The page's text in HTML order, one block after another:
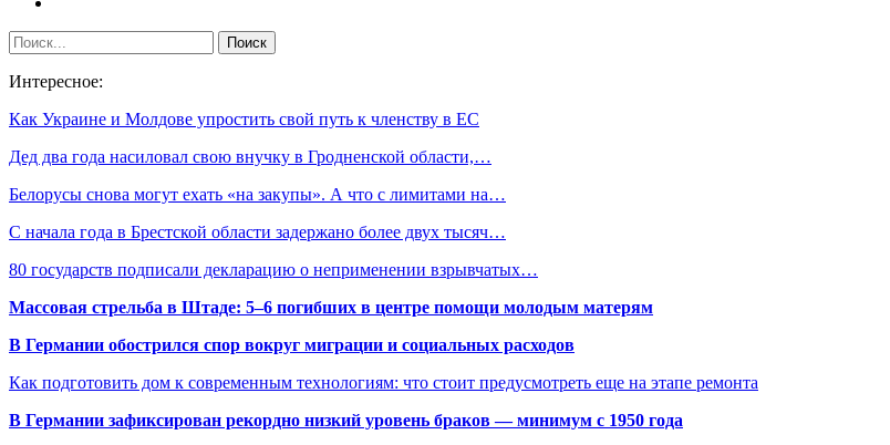
Интересное:
Как Украине и Молдове упростить свой путь к членству в ЕС
Дед два года насиловал свою внучку в Гродненской области,…
Белорусы снова могут ехать «на закупы». А что с лимитами на…
С начала года в Брестской области задержано более двух тысяч…
80 государств подписали декларацию о неприменении взрывчатых…
Массовая стрельба в Штаде: 5–6 погибших в центре помощи молодым матерям
В Германии обострился спор вокруг миграции и социальных расходов
Как подготовить дом к современным технологиям: что стоит предусмотреть еще на этапе ремонта
В Германии зафиксирован рекордно низкий уровень браков — минимум с 1950 года